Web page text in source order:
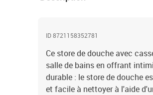
ID 8721158352781
Ce store de douche avec
salle de bains en offrant
durable : le store de douche
et facile à nettoyer à l'aide